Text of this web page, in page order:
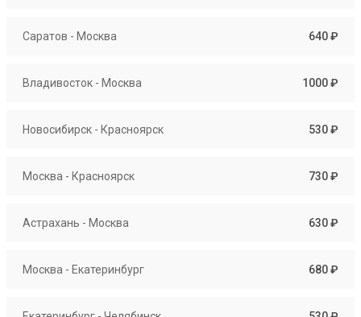
Саратов - Москва 640 ₽
Владивосток - Москва 1000 ₽
Новосибирск - Красноярск 530 ₽
Москва - Красноярск 730 ₽
Астрахань - Москва 630 ₽
Москва - Екатеринбург 680 ₽